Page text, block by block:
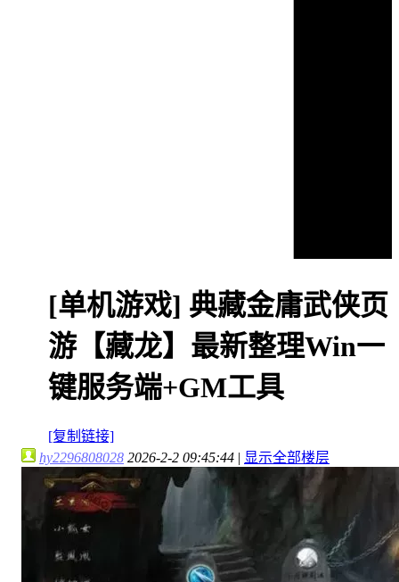
[单机游戏] 典藏金庸武侠页
游【藏龙】最新整理Win一
键服务端+GM工具
[复制链接]
hy2296808028 2026-2-2 09:45:44 | 显示全部楼层